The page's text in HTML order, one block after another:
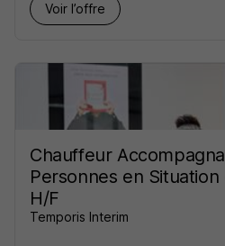
Voir l’offre
Chauffeur
Personnes en
H/F
Temporis Interim